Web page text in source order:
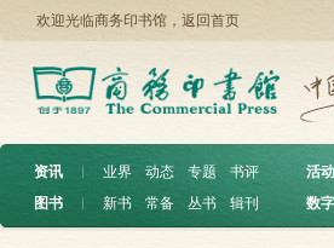
欢迎光临商务印书馆， 返回首页
资讯 ︱ 业界 动态 专题
书评
图书
︱ 新书 常备 丛书 辑刊
活动
数字